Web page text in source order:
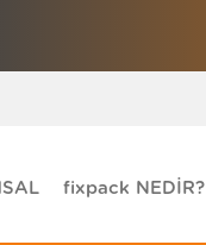
fixpack NEDİR?